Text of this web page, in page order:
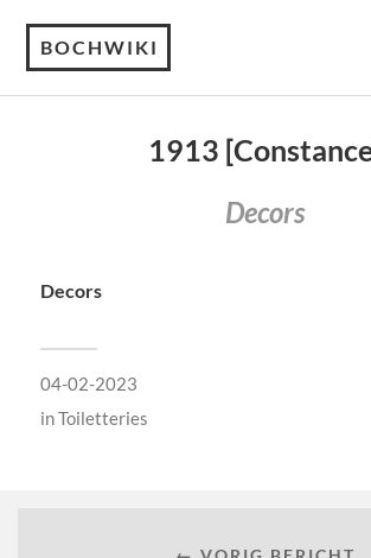
BOCHWIKI
1913
Decors
Decors
04-02-2023
inToiletteries